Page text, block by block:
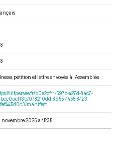
jour du Premier Mois de l’An II au 7 Brumaire an
pétition et lettre envoyée à l’Assemblée
iiif.persee.fr/b0e2cf11-597c-427d-8ac7-
078210dd-8955-4455-8423-
manifest
novembre 2025 à 15:35